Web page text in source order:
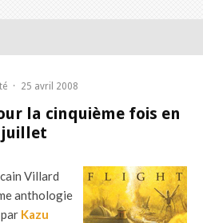
· 25 avril 2008
la cinquième fois en
juillet
Villard
anthologie
Kazu